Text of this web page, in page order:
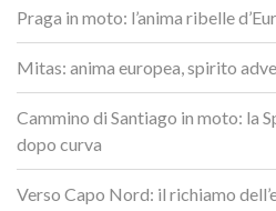
Praga in moto: l’anima ribelle
Mitas: anima europea, spirito
Cammino di Santiago in moto: la
dopo curva
Verso Capo Nord: il richiamo